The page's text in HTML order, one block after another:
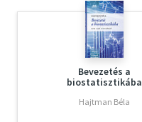
Bevezetés a
biostatisztikába
Hajtman Béla